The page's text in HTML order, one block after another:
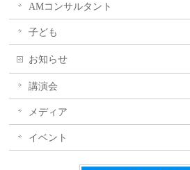
AMコンサルタント
子ども
お知らせ
講演会
メディア
イベント